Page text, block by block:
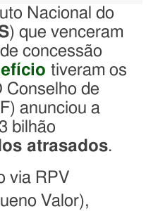
Nacional do
) que venceram
concessão
tiveram os
Conselho de
anunciou a
bilhão
atrasados.
via RPV
Valor),